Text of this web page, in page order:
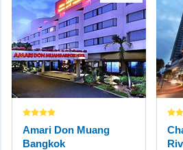
Amari Don Muang
Bangkok